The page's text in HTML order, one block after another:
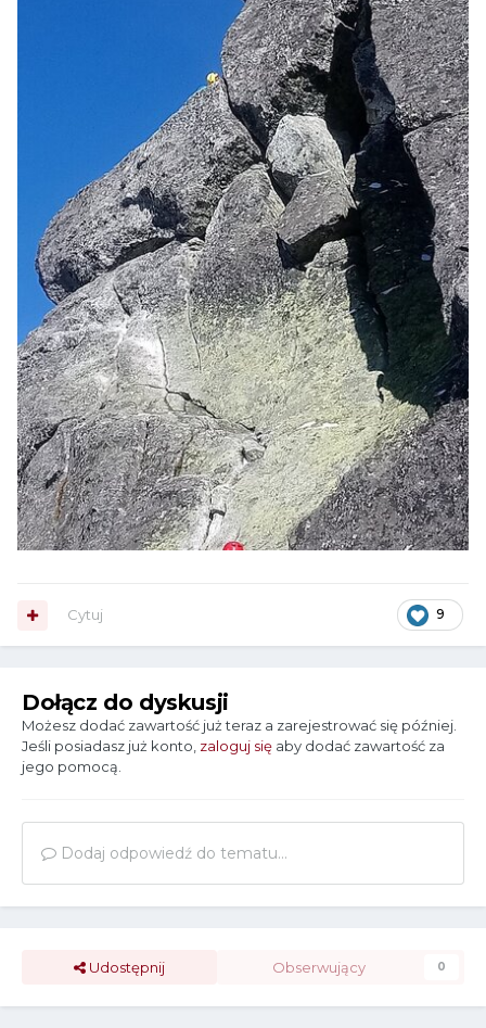
9
Cytuj
Dołącz do dyskusji
Możesz dodać zawartość już teraz a zarejestrować się później.
Jeśli posiadasz już konto, zaloguj się aby dodać zawartość za
jego pomocą.
Dodaj odpowiedź do tematu...
Udostępnij Obserwujący 0